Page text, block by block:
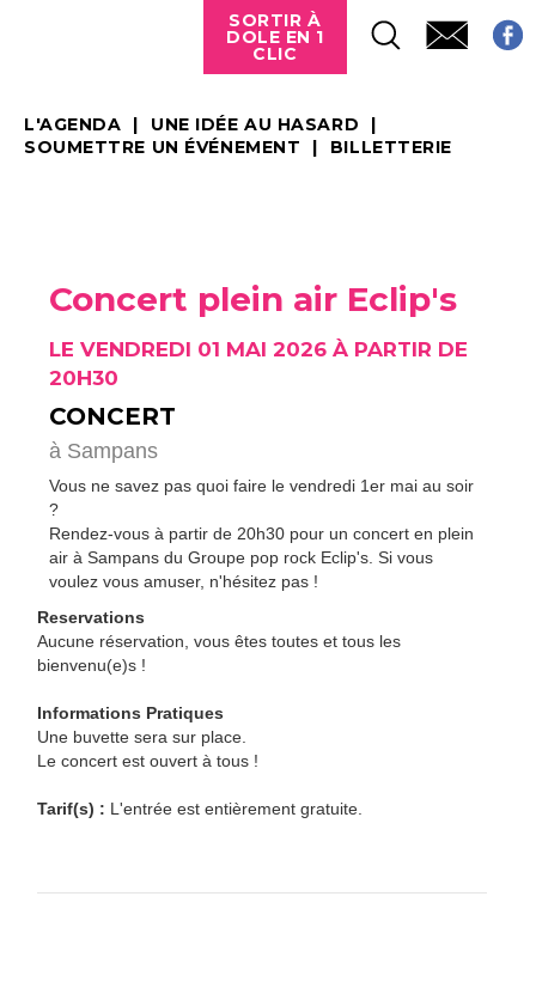
SORTIR À
DOLE EN 1
CLIC
L'AGENDA
UNE IDÉE AU HASARD
SOUMETTRE UN ÉVÉNEMENT
BILLETTERIE
Concert plein air Eclip's
LE VENDREDI 01 MAI 2026 À PARTIR DE
20H30
CONCERT
à Sampans
Vous ne savez pas quoi faire le vendredi 1er mai au soir
?
Rendez-vous à partir de 20h30 pour un concert en plein
air à Sampans du Groupe pop rock Eclip's. Si vous
voulez vous amuser, n'hésitez pas !
Reservations
Aucune réservation, vous êtes toutes et tous les
bienvenu(e)s !
Informations Pratiques
Une buvette sera sur place.
Le concert est ouvert à tous !
Tarif(s) : L'entrée est entièrement gratuite.